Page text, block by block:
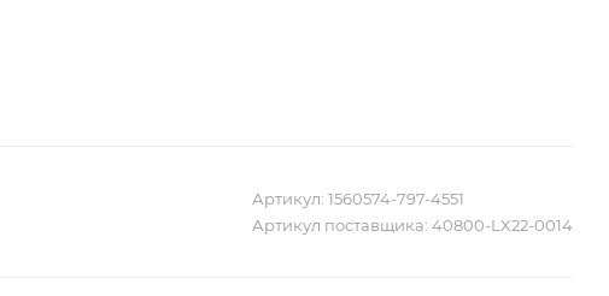
Артикул: 1560574-797-4551
Артикул поставщика: 40800-LX22-0014